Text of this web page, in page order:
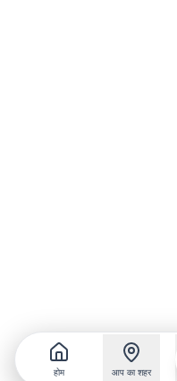
होम आप का शहर